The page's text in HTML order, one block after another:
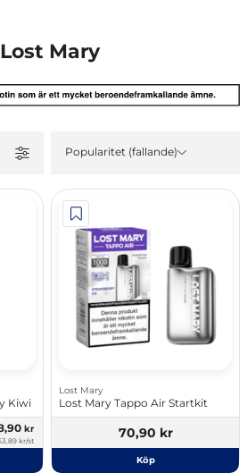
Mary
Popularitet (fallande)
Kiwi
kr
kr/st
Lost Mary
Lost Mary Tappo Air Startkit
70,90 kr
Köp